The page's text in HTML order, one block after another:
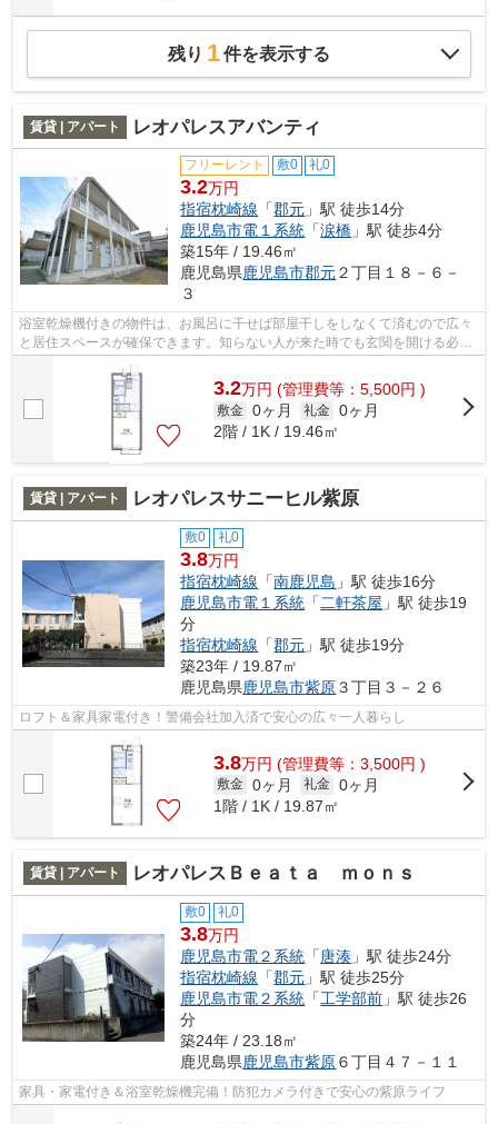
残り 1件を表示する
賃貸 | アパート レオパレスアバンティ
フリーレント 敷0 礼0
3.2万円
指宿枕崎線 「郡元 」駅 徒歩14分
鹿児島市電１系統 「涙橋 」駅 徒歩4分
築15年 / 19.46㎡
鹿児島県鹿児島市郡元２丁目１８－６－
３
浴室乾燥機付きの物件は、お風呂に干せば部屋干しをしなくて済むので広々
と居住スペースが確保できます。知らない人が来た時でも玄関を開ける必要
がなくなるモニター付きインターホン...
3.2万円 (管理費等：5,500円 )
敷金 0ヶ月 礼金 0ヶ月
2階 / 1K / 19.46㎡
賃貸 | アパート レオパレスサニーヒル紫原
敷0 礼0
3.8万円
指宿枕崎線 「南鹿児島 」駅 徒歩16分
鹿児島市電１系統 「二軒茶屋 」駅 徒歩19
分
指宿枕崎線 「郡元 」駅 徒歩19分
築23年 / 19.87㎡
鹿児島県鹿児島市紫原３丁目３－２６
ロフト＆家具家電付き！警備会社加入済で安心の広々一人暮らし
3.8万円 (管理費等：3,500円 )
敷金 0ヶ月 礼金 0ヶ月
1階 / 1K / 19.87㎡
賃貸 | アパート レオパレスＢｅａｔａ ｍｏｎｓ
敷0 礼0
3.8万円
鹿児島市電２系統 「 唐湊 」駅 徒歩24分
指宿枕崎線 「郡元 」駅 徒歩25分
鹿児島市電２系統 「工学部前 」駅 徒歩26
分
築24年 / 23.18㎡
鹿児島県鹿児島市紫原６丁目４７－１１
家具・家電付き＆浴室乾燥機完備！防犯カメラ付きで安心の紫原ライフ